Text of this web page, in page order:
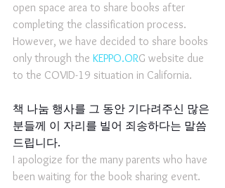
open space area to share books after
completing the classification process.
However, we have decided to share books
only through the KEPPO.ORG website due
to the COVID-19 situation in California.
책 나눔 행사를 그 동안 기다려주신 많은
분들께 이 자리를 빌어 죄송하다는 말씀
드립니다.
I apologize for the many parents who have
been waiting for the book sharing event.